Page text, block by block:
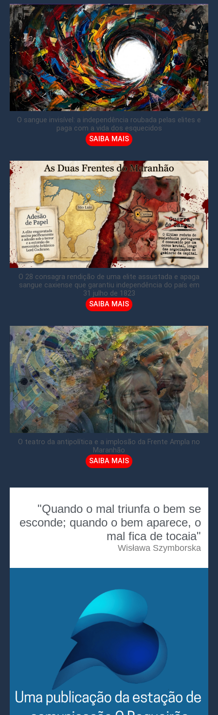
O sangue invisível: a independência roubada pelas elites e
paga com a vida dos esquecidos
SAIBA MAIS
O 28 consagra rendição de uma elite assustada e apaga
sangue caxiense que garantiu independência do país em
31 julho de 1823
SAIBA MAIS
O teatro da antipolítica e a implosão da Frente Ampla no
Maranhão
SAIBA MAIS
"Quando o mal triunfa o bem se
esconde; quando o bem aparece, o
mal fica de tocaia"
Wisława Szymborska